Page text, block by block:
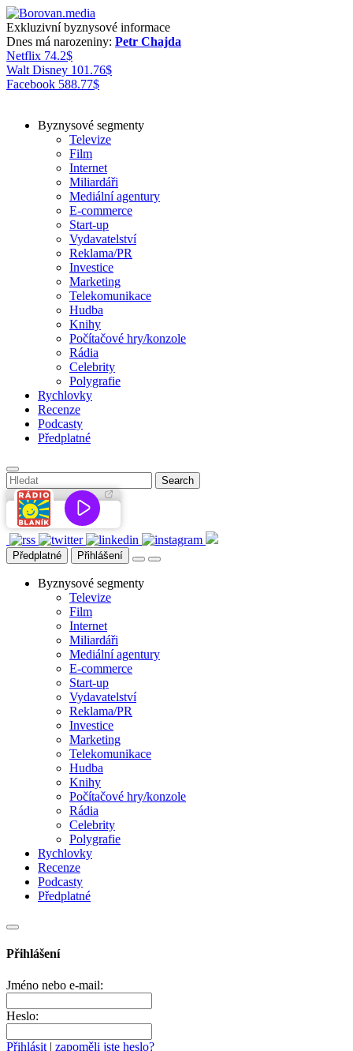
Exkluzivní byznysové informace
Dnes má narozeniny: Petr Chajda
Netflix 74.2$
Walt Disney 101.76$
Facebook 588.77$
Byznysové segmenty
Televize
Film
Internet
Miliardáři
Mediální agentury
E-commerce
Start-up
Vydavatelství
Reklama/PR
Investice
Marketing
Telekomunikace
Hudba
Knihy
Počítačové hry/konzole
Rádia
Celebrity
Polygrafie
Rychlovky
Recenze
Podcasty
Předplatné
Předplatné Přihlášení
Byznysové segmenty
Televize
Film
Internet
Miliardáři
Mediální agentury
E-commerce
Start-up
Vydavatelství
Reklama/PR
Investice
Marketing
Telekomunikace
Hudba
Knihy
Počítačové hry/konzole
Rádia
Celebrity
Polygrafie
Rychlovky
Recenze
Podcasty
Předplatné
Přihlášení
Jméno nebo e-mail:
Heslo:
Přihlásit | zapoměli jste heslo?